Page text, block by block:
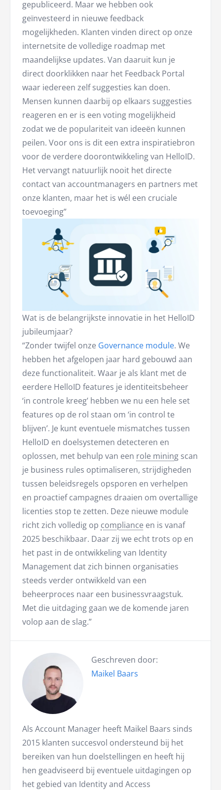
gepubliceerd. Maar we hebben ook
geïnvesteerd in nieuwe feedback
mogelijkheden. Klanten vinden direct op onze
internetsite de volledige roadmap met
maandelijkse updates. Van daaruit kun je
direct doorklikken naar het Feedback Portal
waar iedereen zelf suggesties kan doen.
Mensen kunnen daarbij op elkaars suggesties
reageren en er is een voting mogelijkheid
zodat we de populariteit van ideeën kunnen
peilen. Voor ons is dit een extra inspiratiebron
voor de verdere doorontwikkeling van HelloID.
Het vervangt natuurlijk nooit het directe
contact van accountmanagers en partners met
onze klanten, maar het is wél een cruciale
toevoeging”
Wat is de belangrijkste innovatie in het HelloID
jubileumjaar?
“Zonder twijfel onze Governance module. We
hebben het afgelopen jaar hard gebouwd aan
deze functionaliteit. Waar je als klant met de
eerdere HelloID features je identiteitsbeheer
‘in controle kreeg’ hebben we nu een hele set
features op de rol staan om ‘in control te
blijven’. Je kunt eventuele mismatches tussen
HelloID en doelsystemen detecteren en
oplossen, met behulp van een role mining scan
je business rules optimaliseren, strijdigheden
tussen beleidsregels opsporen en verhelpen
en proactief campagnes draaien om overtallige
licenties stop te zetten. Deze nieuwe module
richt zich volledig op compliance en is vanaf
2025 beschikbaar. Daar zij we echt trots op en
het past in de ontwikkeling van Identity
Management dat zich binnen organisaties
steeds verder ontwikkeld van een
beheerproces naar een businessvraagstuk.
Met die uitdaging gaan we de komende jaren
volop aan de slag.”
Geschreven door:
Maikel Baars
Als Account Manager heeft Maikel Baars sinds
2015 klanten succesvol ondersteund bij het
bereiken van hun doelstellingen en heeft hij
hen geadviseerd bij eventuele uitdagingen op
het gebied van Identity and Access